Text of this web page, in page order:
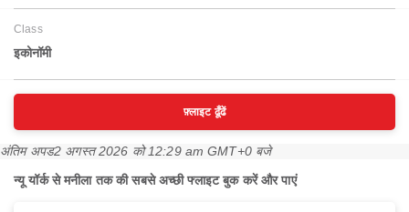
Class
इकोनॉमी
फ़्लाइट ढूँढें
अंतिम अपड2 अगस्त 2026 को 12:29 am GMT+0 बजे
न्यू यॉर्क से मनीला तक की सबसे अच्छी फ्लाइट बुक करें और पाएं